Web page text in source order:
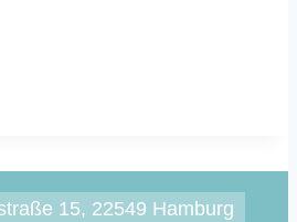
15, 22549 Hamburg